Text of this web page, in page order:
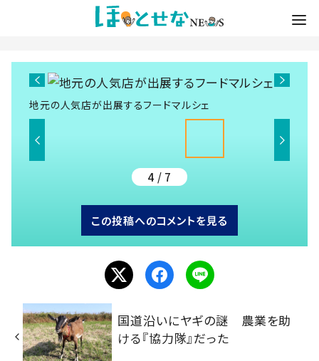
地元の人気店が出展するフードマルシェ
4 / 7
この投稿へのコメントを見る
国道沿いにヤギの謎 農業を助
ける『協力隊』だった